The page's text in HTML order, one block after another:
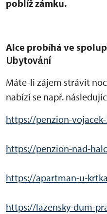
poblíž zámku.
Alce probíhá ve
Ubytování
Máte-li zájem strávit
nabízí se např.
https://penzion-
https://penzion-nad-
https://apartman-u-
https://lazensky-dum-